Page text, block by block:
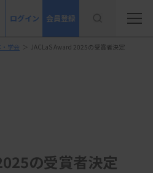
ログイン 会員登録
学会 ＞ JACLaS Award 2025の受賞者決定
の受賞者決定